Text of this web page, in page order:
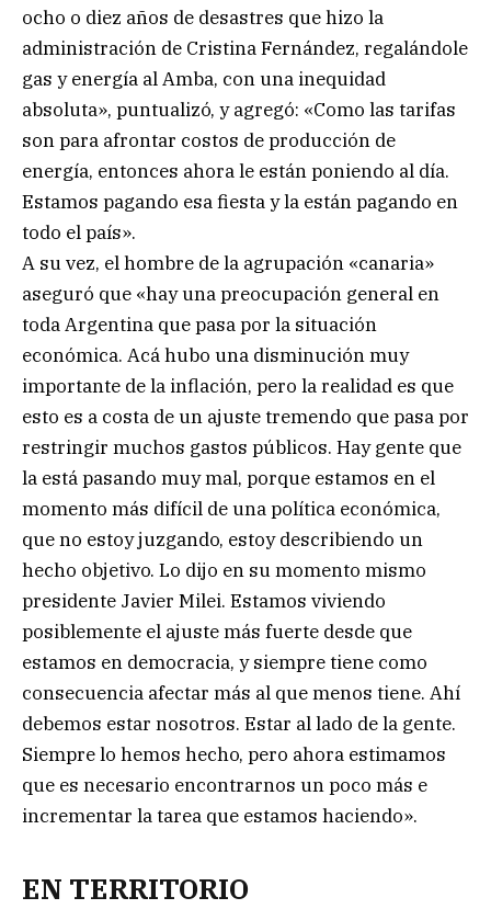
ocho o diez años de desastres que hizo la
administración de Cristina Fernández, regalándole
gas y energía al Amba, con una inequidad
absoluta», puntualizó, y agregó: «Como las tarifas
son para afrontar costos de producción de
energía, entonces ahora le están poniendo al día.
Estamos pagando esa fiesta y la están pagando en
todo el país».
A su vez, el hombre de la agrupación «canaria»
aseguró que «hay una preocupación general en
toda Argentina que pasa por la situación
económica. Acá hubo una disminución muy
importante de la inflación, pero la realidad es que
esto es a costa de un ajuste tremendo que pasa por
restringir muchos gastos públicos. Hay gente que
la está pasando muy mal, porque estamos en el
momento más difícil de una política económica,
que no estoy juzgando, estoy describiendo un
hecho objetivo. Lo dijo en su momento mismo
presidente Javier Milei. Estamos viviendo
posiblemente el ajuste más fuerte desde que
estamos en democracia, y siempre tiene como
consecuencia afectar más al que menos tiene. Ahí
debemos estar nosotros. Estar al lado de la gente.
Siempre lo hemos hecho, pero ahora estimamos
que es necesario encontrarnos un poco más e
incrementar la tarea que estamos haciendo».
EN TERRITORIO